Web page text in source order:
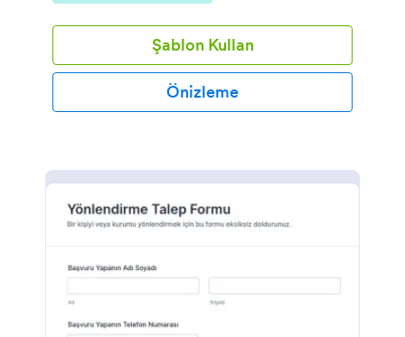
Şablon Kullan
Önizleme